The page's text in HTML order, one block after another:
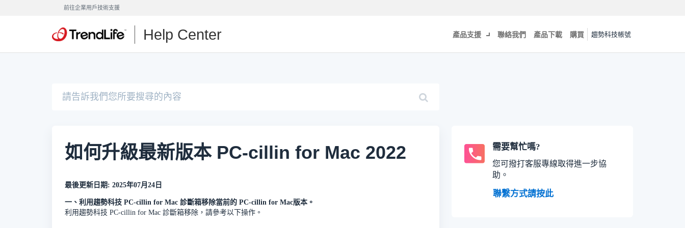
前往企業用戶技術支援
Help Center 產品支援 聯絡我們 產品下載 購買 趨勢科技帳號
如何升級最新版本 PC-cillin for Mac 2022
最後更新日期: 2025年07月24日
一、利用趨勢科技 PC-cillin for Mac 診斷箱移除當前的 PC-cillin for Mac版本。
利用趨勢科技 PC-cillin for Mac 診斷箱移除，請參考以下操作。
需要幫忙嗎?
您可撥打客服專線取得進一步協
助。
聯繫方式請按此